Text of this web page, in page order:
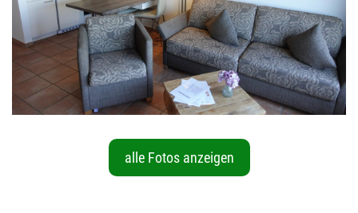
alle Fotos anzeigen